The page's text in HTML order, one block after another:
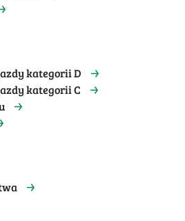
kategorii D
kategorii C